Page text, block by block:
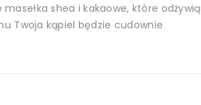
shea i kakaowe, które odżywią
Twoja kąpiel będzie cudownie